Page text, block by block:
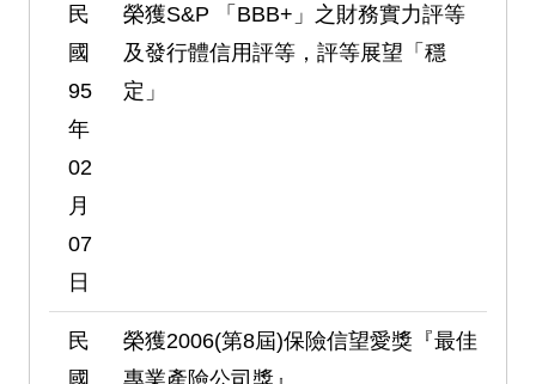
民
國
95
年
02
月
07
日
榮獲S&P 「BBB+」之財務實力評等
及發行體信用評等，評等展望「穩
定」
民
國
榮獲2006(第8屆)保險信望愛獎『最佳
專業產險公司獎』